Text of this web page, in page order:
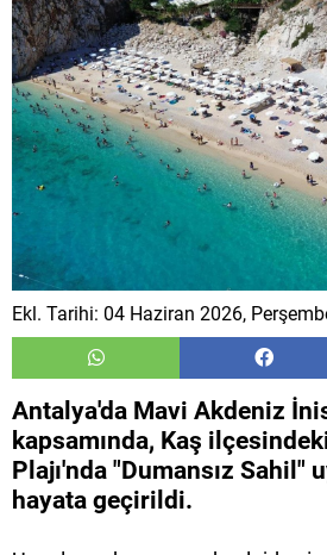
Ekl. Tarihi: 04 Haziran 2026,
Antalya'da Mavi Akdeniz
kapsamında, Kaş
Plajı'nda "Dumansız Sahil"
hayata geçirildi.